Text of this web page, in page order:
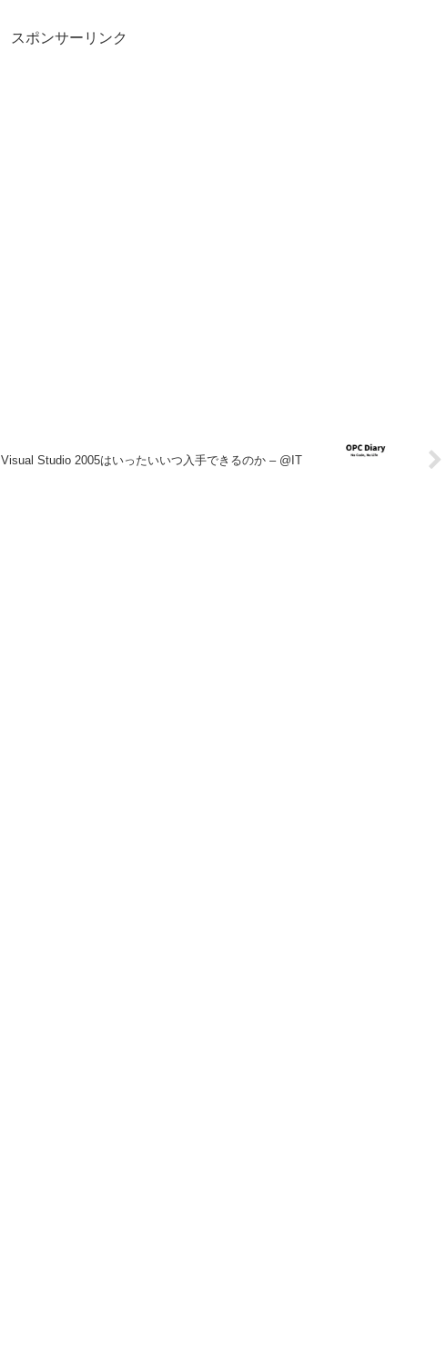
スポンサーリンク
Visual Studio 2005はいったいいつ入手できるのか – @IT